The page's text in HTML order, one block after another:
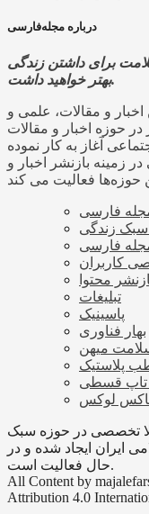
درباره مجله‌فارسی
برای داشتن زندگی
بهتر خواهید داشت.
و مقالات، علمی و
متمرکز در حوزه اخبار و مقالات
آغاز به کار نموده
زمینه بازنشر اخبار و
فارسی
سبک زندگی
فارسی
کاربران
محتوا
تبلیغات
پاسینیک
بهار فناوری
میهن
پلاستیک
تاپ قسطی
لوکس
تخصصی در حوزه سبک
ایران ایجاد شده و در
حال فعالیت است.
All Content by
Attribution 4.0